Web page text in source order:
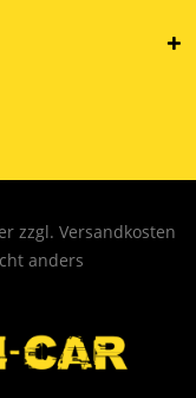
zzgl. Versandkosten
anders